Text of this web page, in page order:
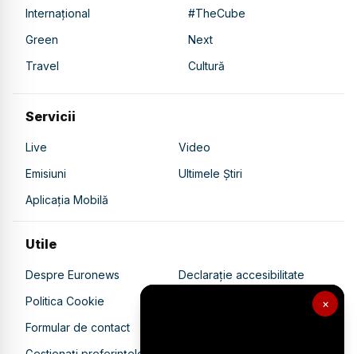
×
Internațional
#TheCube
Green
Next
Travel
Cultură
Servicii
Live
Video
Emisiuni
Ultimele Știri
Aplicația Mobilă
Utile
Despre Euronews
Declarație accesibilitate
Politica Cookie
Politica de confidențialitate
Formular de contact